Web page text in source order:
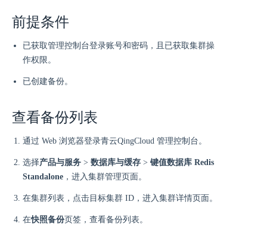
前提条件
已获取管理控制台登录账号和密码，且已获取集群操
作权限。
已创建备份。
查看备份列表
通过 Web 浏览器登录青云QingCloud 管理控制台。
选择产品与服务 > 数据库与缓存 > 键值数据库 Redis
Standalone ，进入集群管理页面。
在集群列表，点击目标集群 ID，进入集群详情页面。
在快照备份页签，查看备份列表。